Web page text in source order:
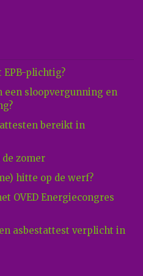
plichtig?
een sloopvergunning en
bereikt in
zomer
hitte op de werf?
OVED Energiecongres
asbestattest verplicht in